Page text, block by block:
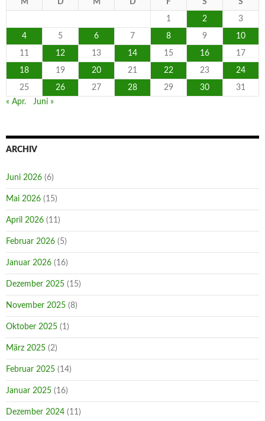
M D M D F S S
1 2 3
4 5 6 7 8 9 10
11 12 13 14 15 16 17
18 19 20 21 22 23 24
25 26 27 28 29 30
31
« Apr.
Juni »
ARCHIV
Juni 2026 (6)
Mai 2026 (15)
April 2026 (11)
Februar 2026 (5)
Januar 2026 (16)
Dezember 2025 (15)
November 2025 (8)
Oktober 2025 (1)
März 2025 (2)
Februar 2025 (14)
Januar 2025 (16)
Dezember 2024 (11)